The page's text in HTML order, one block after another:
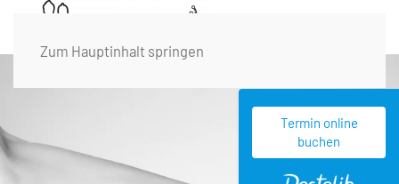
Termin online
buchen
Zum Hauptinhalt springen